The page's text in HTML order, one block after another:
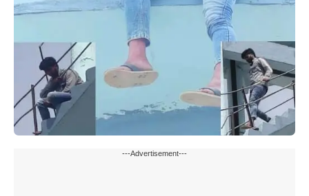
---Advertisement---